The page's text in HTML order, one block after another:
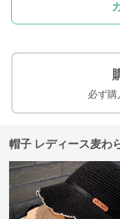
必ず購
帽子 レディース麦わ